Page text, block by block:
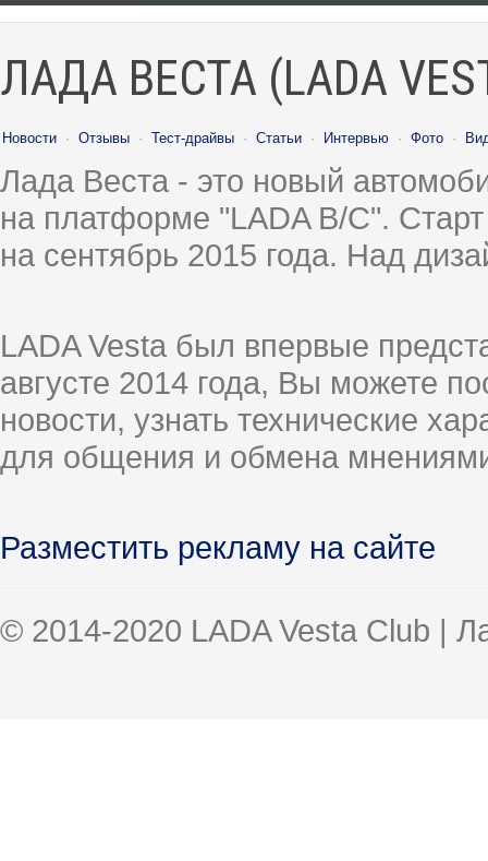
ЛАДА ВЕСТА (LADA
Новости · Отзывы · Тест-драйвы · Статьи · Интервью · Фото ·
Лада Веста - это новый
на платформе "LADA B/C".
на сентябрь 2015 года. Над
LADA Vesta был впервые
августе 2014 года, Вы можете
новости, узнать технические
для общения и обмена
Разместить рекламу на сайте
© 2014-2020 LADA Vesta Club |